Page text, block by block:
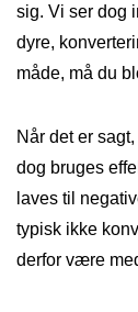
sig. Vi ser dog
dyre,
måde, må du
Når det er
dog bruges
laves til
typisk ikke
derfor være